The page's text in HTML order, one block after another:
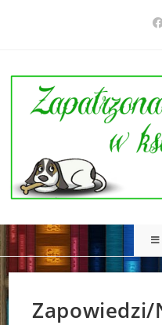
Zapowiedzi/